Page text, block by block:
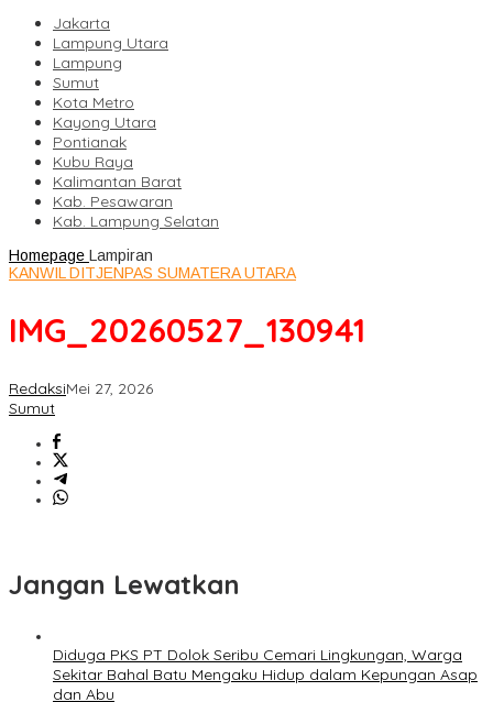
Jakarta
Lampung Utara
Lampung
Sumut
Kota Metro
Kayong Utara
Pontianak
Kubu Raya
Kalimantan Barat
Kab. Pesawaran
Kab. Lampung Selatan
Homepage Lampiran
KANWIL DITJENPAS SUMATERA UTARA
IMG_20260527_130941
RedaksiMei 27, 2026
Sumut
Jangan Lewatkan
Diduga PKS PT Dolok Seribu Cemari Lingkungan, Warga
Sekitar Bahal Batu Mengaku Hidup dalam Kepungan Asap
dan Abu